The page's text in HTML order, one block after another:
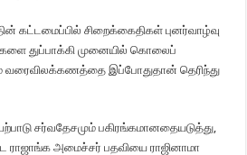
கட்டமைப்பில் சிறைக்கைதிகள் புனர்வாழ்வு
துப்பாக்கி முனையில் கொலைப்
வரைவிலக்கணத்தை இப்போதுதான் தெரிந்து
சர்வதேசமும் பகிரங்கமானதையடுத்து,
ராஜாங்க அமைச்சர் பதவியை ராஜினாமா